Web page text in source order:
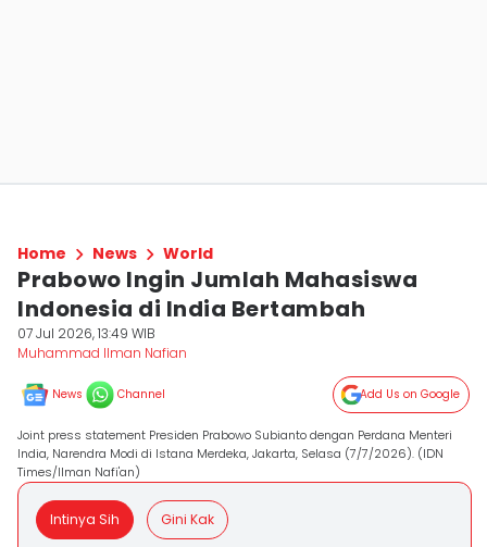
Home News World
Prabowo Ingin Jumlah Mahasiswa
Indonesia di India Bertambah
07 Jul 2026, 13:49 WIB
Muhammad Ilman Nafian
News Channel Add Us on Google
Joint press statement Presiden Prabowo Subianto dengan Perdana Menteri
India, Narendra Modi di Istana Merdeka, Jakarta, Selasa (7/7/2026). (IDN
Times/Ilman Nafi'an)
Intinya Sih Gini Kak